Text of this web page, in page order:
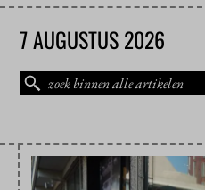
7 AUGUSTUS 2026